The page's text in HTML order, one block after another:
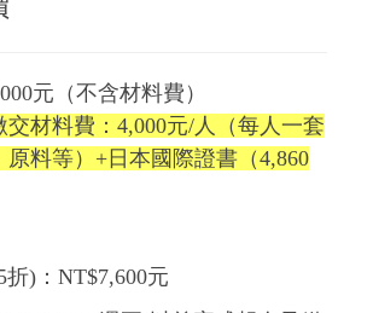
元（不含材料費）
材料費：4,000元/人（每人一套
料等）+日本國際證書（4,860
)：NT$7,600元